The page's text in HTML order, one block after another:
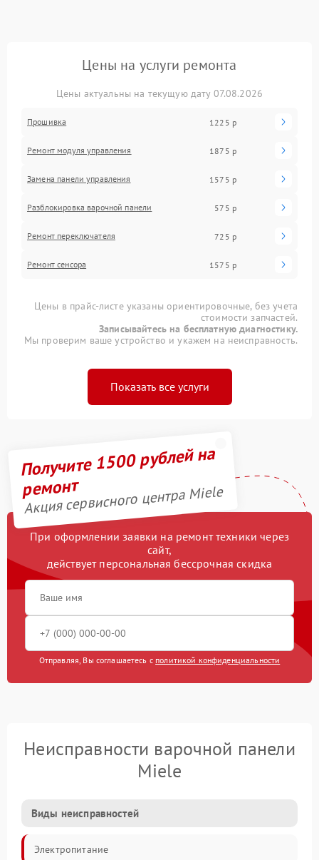
Цены на услуги ремонта
Цены актуальны на текущую дату 07.08.2026
Прошивка 1225 р
Ремонт модуля управления 1875 р
Замена панели управления 1575 р
Разблокировка варочной панели 575 р
Ремонт переключателя 725 р
Ремонт сенсора 1575 р
Цены в прайс-листе указаны ориентировочные, без учета
стоимости запчастей.
Записывайтесь на бесплатную диагностику.
Мы проверим ваше устройство и укажем на неисправность.
Показать все услуги
Получите 1500 рублей на
ремонт
Акция сервисного центра Miele
При оформлении заявки на ремонт техники через
сайт,
действует персональная бессрочная скидка
Отправляя, Вы соглашаетесь с политикой конфиденциальности
Неисправности варочной панели
Miele
Виды неисправностей
Электропитание